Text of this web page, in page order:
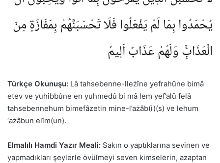
يُحْمَدُوا بِمَا لَمْ يَفْعَلُوا فَلَا تَحْسَبَنَّهُمْ بِمَفَازَةٍ مِنَ
الْعَذَابِۚ وَلَهُمْ عَذَابٌ اَل۪يمٌ
Türkçe Okunuşu: Lâ tahsebenne-lleżîne yefrahûne bimâ
etev ve yuhibbûne en yuhmedû bi mâ lem yef’alû felâ
tahsebennehum bimefâzetin mine-l’ażâb(i)(s) ve lehum
‘ażâbun elîm(un).
Elmalılı Hamdi Yazır Meali: Sakın o yaptıklarına sevinen ve
yapmadıkları şeylerle övülmeyi seven kimselerin, azaptan